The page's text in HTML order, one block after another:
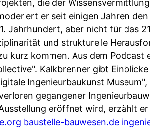
die der
er seit einigen Jahren
Jahrhundert, aber nicht für das
und strukturelle
kurz kommen. Aus dem
Kalkbrenner gibt
Ingenieurbaukunst
gegangener
eröffnet wird, erzählt er
baustelle-bauwesen.de